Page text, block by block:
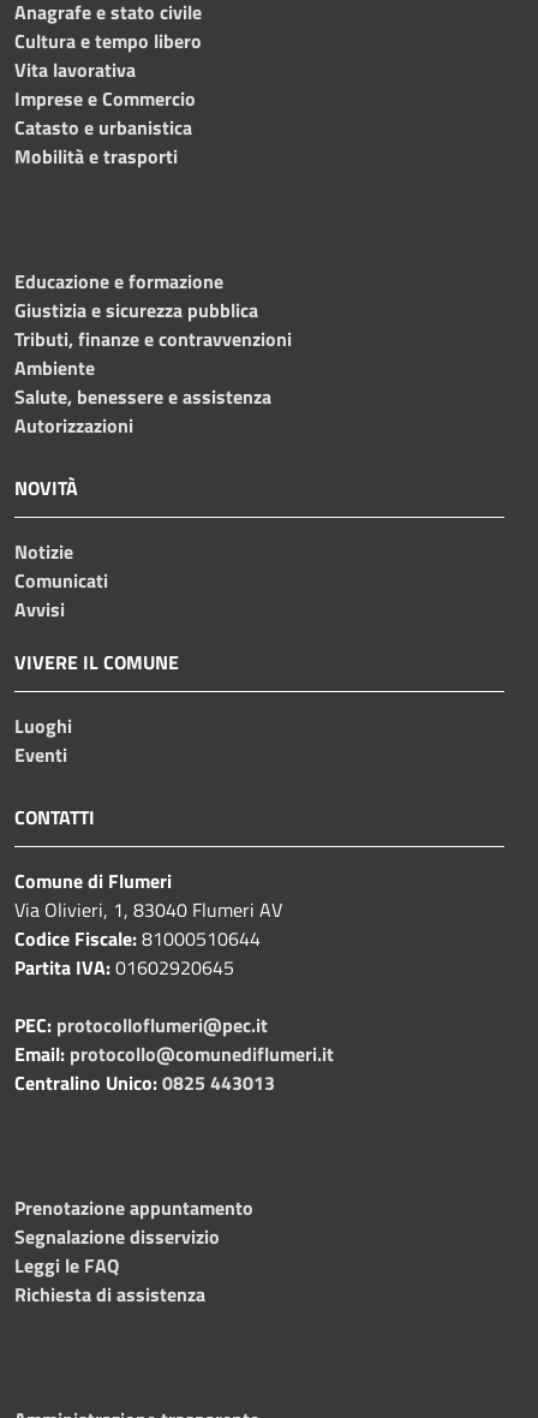
Anagrafe e stato civile
Cultura e tempo libero
Vita lavorativa
Imprese e Commercio
Catasto e urbanistica
Mobilità e trasporti
Educazione e formazione
Giustizia e sicurezza pubblica
Tributi, finanze e contravvenzioni
Ambiente
Salute, benessere e assistenza
Autorizzazioni
NOVITÀ
Notizie
Comunicati
Avvisi
VIVERE IL COMUNE
Luoghi
Eventi
CONTATTI
Comune di Flumeri
Via Olivieri, 1, 83040 Flumeri AV
Codice Fiscale:81000510644
Partita IVA:01602920645
PEC: protocolloflumeri@pec.it
Email: protocollo@comunediflumeri.it
Centralino Unico:0825 443013
Prenotazione appuntamento
Segnalazione disservizio
Leggi le FAQ
Richiesta di assistenza